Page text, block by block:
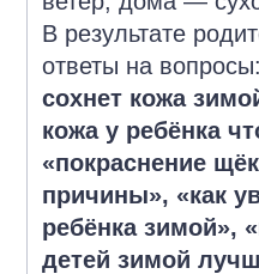
В результате
ответы на вопросы:
сохнет кожа
кожа у ребёнка
«покраснение
причины», «как
ребёнка зимой»,
детей зимой